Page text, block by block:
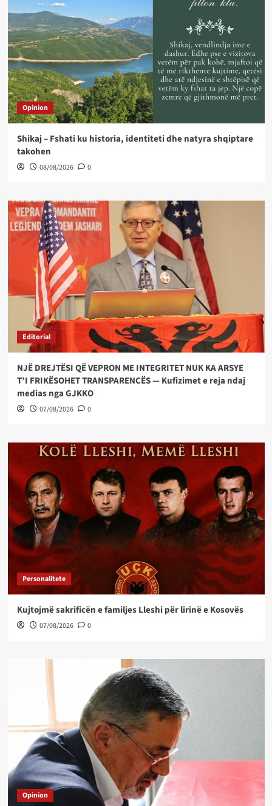
Opinion
Shikaj – Fshati ku historia, identiteti dhe natyra shqiptare
takohen
08/08/2026 0
Editorial
NJË DREJTËSI QË VEPRON ME INTEGRITET NUK KA ARSYE
T’I FRIKËSOHET TRANSPARENCËS — Kufizimet e reja ndaj
medias nga GJKKO
07/08/2026 0
Personalitete
Kujtojmë sakrificën e familjes Lleshi për lirinë e Kosovës
07/08/2026 0
Opinion